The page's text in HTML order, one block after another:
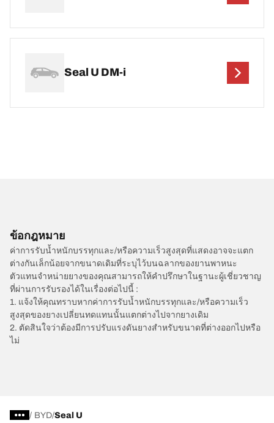
Seal U DM-i
ข้อกฎหมาย
ค่าการรับน้ำหนักบรรทุกและ/หรือความเร็วสูงสุดที่แสดงอาจจะแตก
ต่างกันเล็กน้อยจากขนาดเดิมที่ระบุไว้บนฉลากของยานพาหนะ
ตัวแทนจำหน่ายยางของคุณสามารถให้คำปรึกษาในฐานะผู้เชี่ยวชาญ
ที่ผ่านการรับรองได้ในเรื่องต่อไปนี้ :
1. แจ้งให้คุณทราบหากค่าการรับน้ำหนักบรรทุกและ/หรือความเร็ว
สูงสุดของยางเปลี่ยนทดแทนนั้นแตกต่างไปจากยางเดิม
2. ตัดสินใจว่าต้องมีการปรับแรงดันยางสำหรับขนาดที่ต่างออกไปหรือ
ไม่
/ BYD Seal U